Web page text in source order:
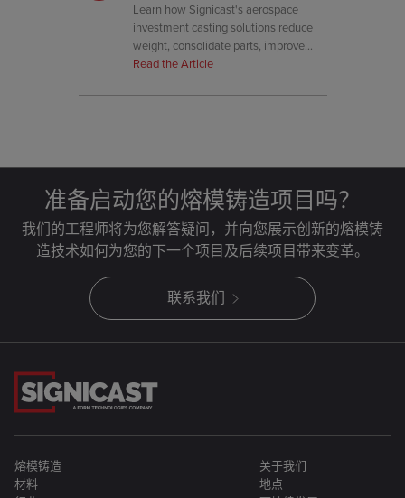
Learn how Signicast's aerospace
investment casting solutions reduce
weight, consolidate parts, improve
performance, and speed production.
Read the Article
准备启动您的熔模铸造项目吗？
我们的工程师将为您解答疑问，并向您展示创新的熔模铸
造技术如何为您的下一个项目及后续项目带来变革。
联系我们
熔模铸造
材料
关于我们
地点